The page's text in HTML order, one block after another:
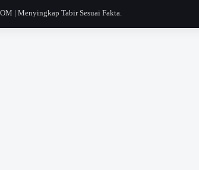
| Menyingkap Tabir Sesuai Fakta.